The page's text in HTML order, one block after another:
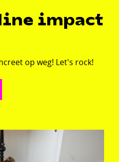
impact
op weg! Let's rock!